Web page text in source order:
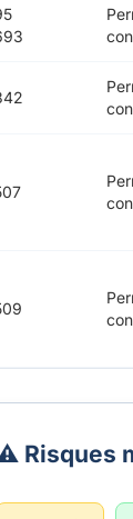
Risques